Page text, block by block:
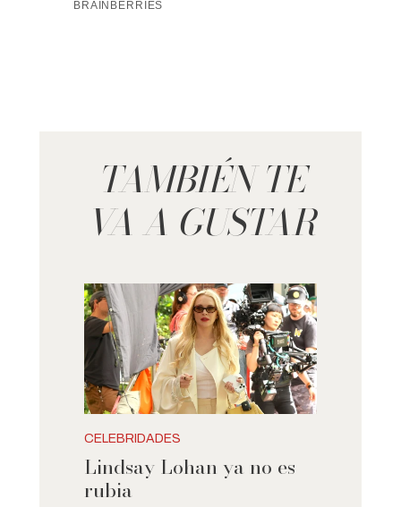
TAMBIÉN TE
VA A GUSTAR
CELEBRIDADES
Lindsay Lohan ya no es
rubia